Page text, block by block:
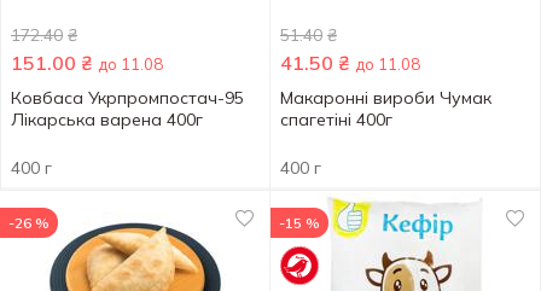
172.40 ₴
151.00 ₴ до 11.08
Ковбаса Укрпромпостач-95
Лікарська варена 400г
400 г
51.40 ₴
41.50 ₴ до 11.08
Макаронні вироби Чумак
спагетіні 400г
400 г
-26 % -15 %